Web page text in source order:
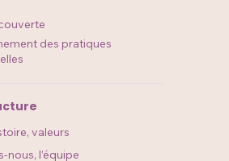
des pratiques
valeurs
nous, l’équipe